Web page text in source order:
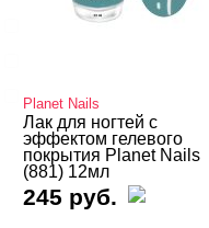
Кракелюр
Магнитный
Показать все
Planet Nails
Лак для ногтей с
эффектом гелевого
покрытия Planet Nails
(881) 12мл
245 руб.